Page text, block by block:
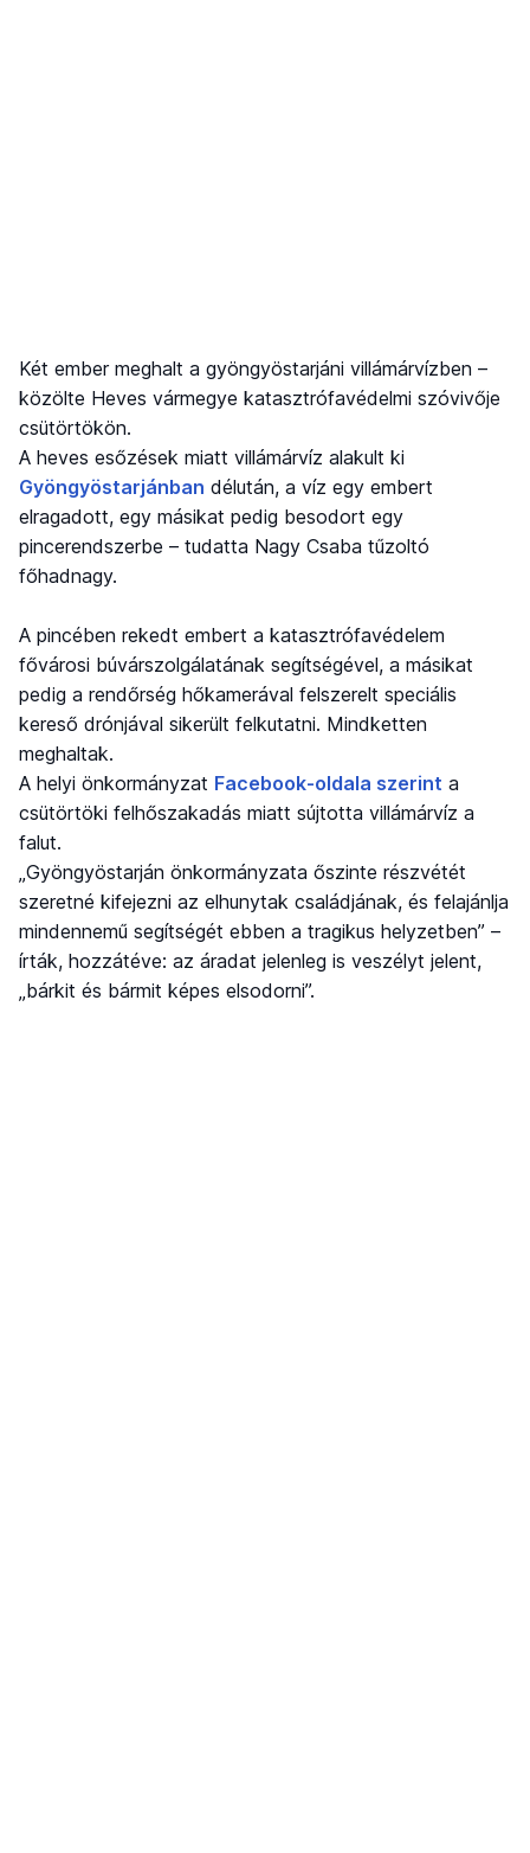
Két ember meghalt a gyöngyöstarjáni villámárvízben –
közölte Heves vármegye katasztrófavédelmi szóvivője
csütörtökön.
A heves esőzések miatt villámárvíz alakult ki
Gyöngyöstarjánban délután, a víz egy embert
elragadott, egy másikat pedig besodort egy
pincerendszerbe – tudatta Nagy Csaba tűzoltó
főhadnagy.
A pincében rekedt embert a katasztrófavédelem
fővárosi búvárszolgálatának segítségével, a másikat
pedig a rendőrség hőkamerával felszerelt speciális
kereső drónjával sikerült felkutatni. Mindketten
meghaltak.
A helyi önkormányzat Facebook-oldala szerint a
csütörtöki felhőszakadás miatt sújtotta villámárvíz a
falut.
„Gyöngyöstarján önkormányzata őszinte részvétét
szeretné kifejezni az elhunytak családjának, és felajánlja
mindennemű segítségét ebben a tragikus helyzetben” –
írták, hozzátéve: az áradat jelenleg is veszélyt jelent,
„bárkit és bármit képes elsodorni”.